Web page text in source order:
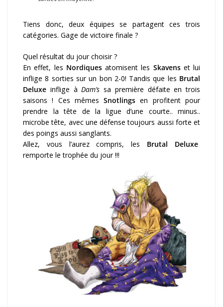
Tiens donc, deux équipes se partagent ces trois
catégories. Gage de victoire finale ?
Quel résultat du jour choisir ?
En effet, les Nordiquesatomisent les Skavenset lui
inflige 8 sorties sur un bon 2-0! Tandis que les Brutal
Deluxe inflige à Dam’s sa première défaite en trois
saisons ! Ces mêmesSnotlings en profitent pour
prendre la tête de la ligue d’une courte.. minus..
microbe tête, avec une défense toujours aussi forte et
des poings aussi sanglants.
Allez, vous l’aurez compris, les Brutal Deluxe
remporte le trophée du jour !!!